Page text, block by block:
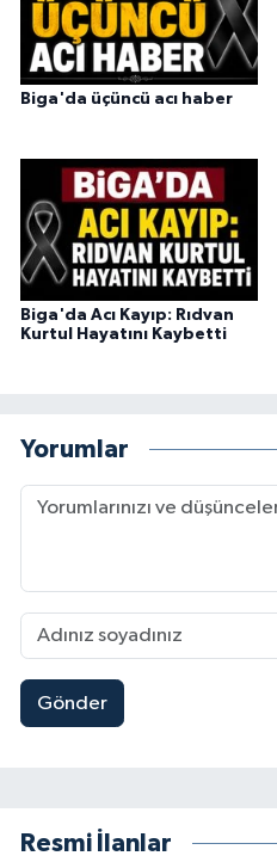
Biga'da üçüncü acı haber
Biga'da Acı Kayıp: Rıdvan
Kurtul Hayatını Kaybetti
Yorumlar
Gönder
Resmi İlanlar